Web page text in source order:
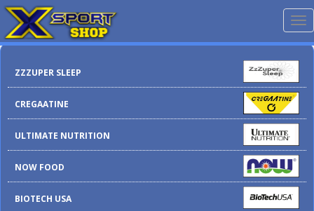
ZZZUPER SLEEP
CREGAATINE
ULTIMATE NUTRITION
NOW FOOD
BIOTECH USA